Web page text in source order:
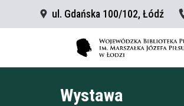
ul. Gdańska 100/102, Łódź
Wystawa